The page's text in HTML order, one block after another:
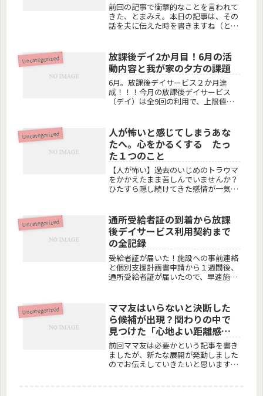
前回の記事で衝撃的なことを言われて
きた、とまみえ。本日の記事は、その
話を夫に伝えた時を書きますね（とは
悩んでいるのなら、悩んでいるのは自
分だけじゃないって、思えるように、
読...
Uncategorized
放課後デイ2か月目！6月の活
動内容と我が家の夕方の課題
6月。放課後デイサービス２か月達
成！！！今月の放課後デイサービス
（デイ）は全9回の利用で、上限値を1
ールの授業も始まり、デイに行く日と
重なると「疲れもひとしお」利用2か
月目...
Uncategorized
人が怖いと感じてしまうあな
たへ。心をかるくする たっ
た１つのこと
【人が怖い】過去のいじめのトラウマ
をかかえたまま苦しんでいませんか？
ひたすら隠し続けてきた感情が一気に
きないまま いまだに思い出したりし
て苦しくなるので ものすごくそのつ
ら...
Uncategorized
通所受給者証の到着から放課
後デイサービス利用契約まで
の全記録
受給者証が届いた！施設への事前連絡
と個別支援計画書申請から１週間後、
通所受給者証が届いたので、早速施設
で、契約前に児童発達管理責任者の方
で個別支援計画書というものを作成し
な...
Uncategorized
ママ友はいらないと決断した
ら候補が出現？関わりの中で
見つけた「心地よい距離感」
と学び
前回ママ友は必要かという記事を書き
ましたが、新たな展開が発動しました
のでお伝えしていきたいと思います。